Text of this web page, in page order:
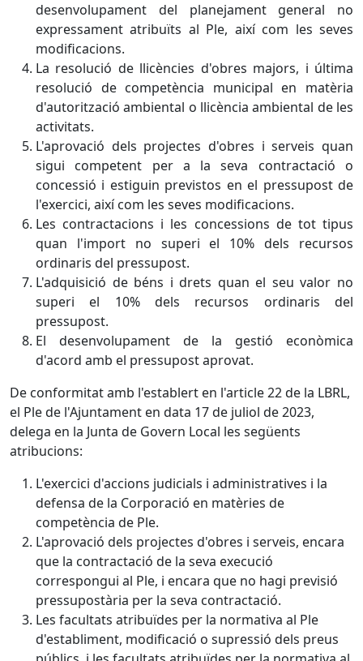
desenvolupament del planejament general no
expressament atribuïts al Ple, així com les seves
modificacions.
La resolució de llicències d'obres majors, i última
resolució de competència municipal en matèria
d'autorització ambiental o llicència ambiental de les
activitats.
L'aprovació dels projectes d'obres i serveis quan
sigui competent per a la seva contractació o
concessió i estiguin previstos en el pressupost de
l'exercici, així com les seves modificacions.
Les contractacions i les concessions de tot tipus
quan l'import no superi el 10% dels recursos
ordinaris del pressupost.
L'adquisició de béns i drets quan el seu valor no
superi el 10% dels recursos ordinaris del
pressupost.
El desenvolupament de la gestió econòmica
d'acord amb el pressupost aprovat.
De conformitat amb l'establert en l'article 22 de la LBRL,
el Ple de l'Ajuntament en data 17 de juliol de 2023,
delega en la Junta de Govern Local les següents
atribucions:
L'exercici d'accions judicials i administratives i la
defensa de la Corporació en matèries de
competència de Ple.
L'aprovació dels projectes d'obres i serveis, encara
que la contractació de la seva execució
correspongui al Ple, i encara que no hagi previsió
pressupostària per la seva contractació.
Les facultats atribuïdes per la normativa al Ple
d'establiment, modificació o supressió dels preus